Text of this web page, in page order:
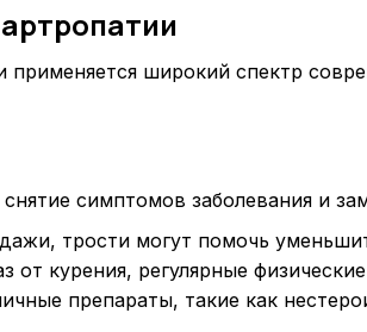
применяется широкий спектр
симптомов заболевания и
трости могут помочь
курения, регулярные
препараты, такие как